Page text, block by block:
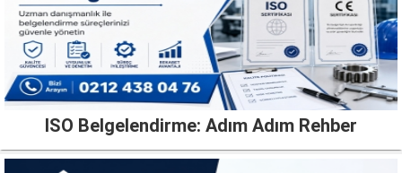
ISO Belgelendirme: Adım Adım Rehber